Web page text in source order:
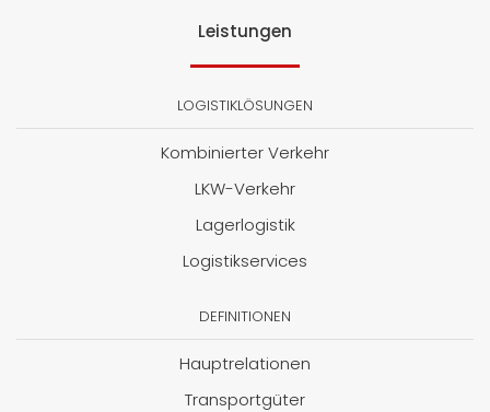
Leistungen
LOGISTIKLÖSUNGEN
Kombinierter Verkehr
LKW-Verkehr
Lagerlogistik
Logistikservices
DEFINITIONEN
Hauptrelationen
Transportgüter